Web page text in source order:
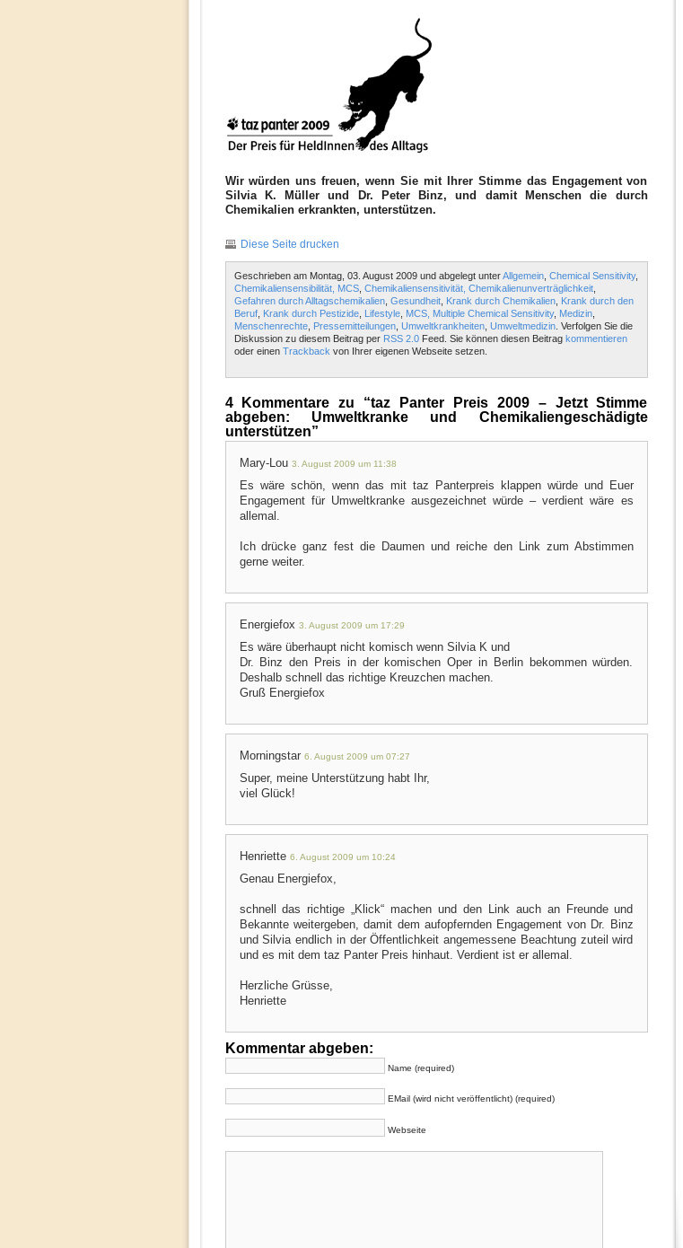
Wir würden uns freuen, wenn Sie mit Ihrer Stimme das Engagement von
Silvia K. Müller und Dr. Peter Binz, und damit Menschen die durch
Chemikalien erkrankten, unterstützen.
Diese Seite drucken
Geschrieben am Montag, 03. August 2009 und abgelegt unterAllgemein, Chemical Sensitivity,
Chemikaliensensibilität, MCS, Chemikaliensensitivität, Chemikalienunverträglichkeit,
Gefahren durch Alltagschemikalien, Gesundheit, Krank durch Chemikalien, Krank durch den
Beruf, Krank durch Pestizide, Lifestyle, MCS, Multiple Chemical Sensitivity, Medizin,
Menschenrechte, Pressemitteilungen, Umweltkrankheiten, Umweltmedizin. Verfolgen Sie die
Diskussion zu diesem Beitrag per RSS 2.0Feed. Sie können diesen Beitrag kommentieren
oder einen Trackback von Ihrer eigenen Webseite setzen.
4 Kommentare zu “taz Panter Preis 2009 – Jetzt Stimme
abgeben: Umweltkranke und Chemikaliengeschädigte
unterstützen”
Mary-Lou 3. August 2009 um 11:38
Es wäre schön, wenn das mit taz Panterpreis klappen würde und Euer
Engagement für Umweltkranke ausgezeichnet würde – verdient wäre es
allemal.
Ich drücke ganz fest die Daumen und reiche den Link zum Abstimmen
gerne weiter.
Energiefox 3. August 2009 um 17:29
Es wäre überhaupt nicht komisch wenn Silvia K und
Dr. Binz den Preis in der komischen Oper in Berlin bekommen würden.
Deshalb schnell das richtige Kreuzchen machen.
Gruß Energiefox
Morningstar 6. August 2009 um 07:27
Super, meine Unterstützung habt Ihr,
viel Glück!
Henriette 6. August 2009 um 10:24
Genau Energiefox,
schnell das richtige „Klick“ machen und den Link auch an Freunde und
Bekannte weitergeben, damit dem aufopfernden Engagement von Dr. Binz
und Silvia endlich in der Öffentlichkeit angemessene Beachtung zuteil wird
und es mit dem taz Panter Preis hinhaut. Verdient ist er allemal.
Herzliche Grüsse,
Henriette
Kommentar abgeben:
Name (required)
EMail (wird nicht veröffentlicht) (required)
Webseite